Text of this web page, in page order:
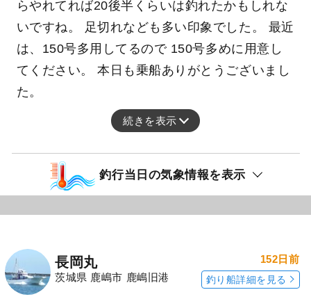
らやれてれば20後半くらいは釣れたかもしれな
いですね。 足切れなども多い印象でした。 最近
は、150号多用してるので 150号多めに用意し
てください。 本日も乗船ありがとうございまし
た。
続きを表示
釣行当日の気象情報を表示
長岡丸
茨城県 鹿嶋市 鹿嶋旧港
152日前
釣り船詳細を見る